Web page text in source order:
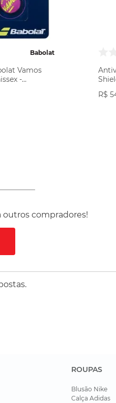
Babolat
Vamos
-
R$
outros compradores!
ROUPAS
Blusão Nike
Calça Adidas